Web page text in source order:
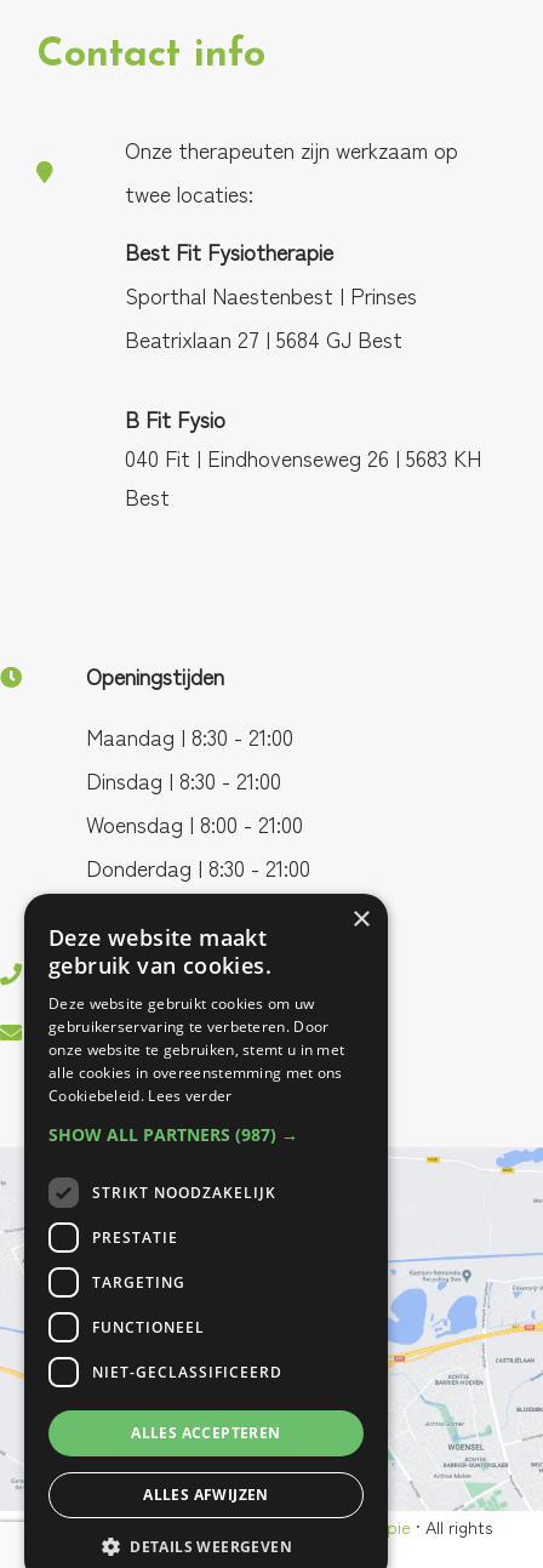
Contact info
Onze therapeuten zijn werkzaam op
twee locaties:
Best Fit Fysiotherapie
Sporthal Naestenbest | Prinses
Beatrixlaan 27 | 5684 GJ Best
B Fit Fysio
040 Fit | Eindhovenseweg 26 | 5683 KH
Best
Openingstijden
Maandag | 8:30 - 21:00
Dinsdag | 8:30 - 21:00
Woensdag | 8:00 - 21:00
Donderdag | 8:30 - 21:00
0499 - 37 83 55
info@bestfitfysiotherapie.nl
© Copyright 2021 - 2026Best Fit Fysiotherapie · All rights
reserved
×
Deze website maakt
gebruik van cookies.
Deze website gebruikt cookies om uw
gebruikerservaring te verbeteren. Door
onze website te gebruiken, stemt u in met
alle cookies in overeenstemming met ons
Cookiebeleid. Lees verder
SHOW ALL PARTNERS (987) →
STRIKT NOODZAKELIJK
PRESTATIE
TARGETING
FUNCTIONEEL
NIET-GECLASSIFICEERD
ALLES ACCEPTEREN
ALLES AFWIJZEN
DETAILS WEERGEVEN